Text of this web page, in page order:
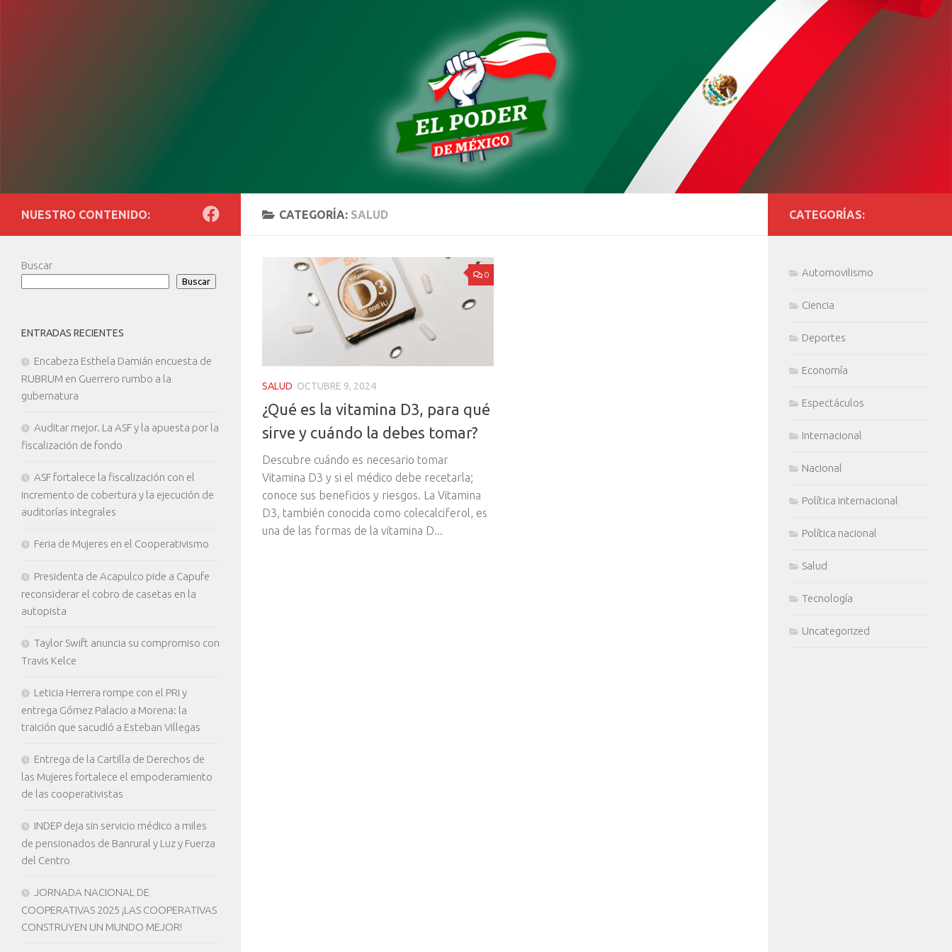
CATEGORÍA: SALUD
0
SALUD OCTUBRE 9, 2024
¿Qué es la vitamina D3, para qué
sirve y cuándo la debes tomar?
Descubre cuándo es necesario tomar
Vitamina D3 y si el médico debe recetarla;
conoce sus beneficios y riesgos. La Vitamina
D3, también conocida como colecalciferol, es
una de las formas de la vitamina D...
NUESTRO CONTENIDO:
Buscar
Buscar
ENTRADAS RECIENTES
Encabeza Esthela Damián encuesta de
RUBRUM en Guerrero rumbo a la
gubernatura
Auditar mejor. La ASF y la apuesta por la
fiscalización de fondo
ASF fortalece la fiscalización con el
incremento de cobertura y la ejecución de
auditorías integrales
Feria de Mujeres en el Cooperativismo
Presidenta de Acapulco pide a Capufe
reconsiderar el cobro de casetas en la
autopista
Taylor Swift anuncia su compromiso con
Travis Kelce
Leticia Herrera rompe con el PRI y
entrega Gómez Palacio a Morena: la
traición que sacudió a Esteban Villegas
Entrega de la Cartilla de Derechos de
las Mujeres fortalece el empoderamiento
de las cooperativistas
INDEP deja sin servicio médico a miles
de pensionados de Banrural y Luz y Fuerza
del Centro
JORNADA NACIONAL DE
COOPERATIVAS 2025 ¡LAS COOPERATIVAS
CONSTRUYEN UN MUNDO MEJOR!
CATEGORÍAS:
Automovilismo
Ciencia
Deportes
Economía
Espectáculos
Internacional
Nacional
Política internacional
Política nacional
Salud
Tecnología
Uncategorized